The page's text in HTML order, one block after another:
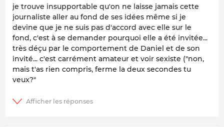
je trouve insupportable qu'on ne laisse jamais cette
journaliste aller au fond de ses idées même si je
devine que je ne suis pas d'accord avec elle sur le
fond, c'est à se demander pourquoi elle a été invitée...
très déçu par le comportement de Daniel et de son
invité... c'est carrément amateur et voir sexiste ("non,
mais t'as rien compris, ferme la deux secondes tu
veux?"